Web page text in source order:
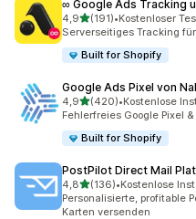
∞ Google Ads Tracking
4,9von 5 Sternen
(191)
191 Rezensionen
•Kostenloser
Serverseitiges Tracking
Built for Shopify
Google Ads Pixel von
4,9von 5 Sternen
(420)
420 Rezensionen
•Kostenlose
Fehlerfreies Google Pixel
Built for Shopify
PostPilot Direct Mail
4,8von 5 Sternen
(136)
136 Rezensionen
•Kostenlose
Personalisierte, profitable
Karten versenden